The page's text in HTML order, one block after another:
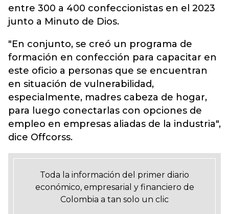
entre 300 a 400 confeccionistas en el 2023
junto a Minuto de Dios.
"En conjunto, se creó un programa de
formación en confección para capacitar en
este oficio a personas que se encuentran
en situación de vulnerabilidad,
especialmente, madres cabeza de hogar,
para luego conectarlas con opciones de
empleo en empresas aliadas de la industria",
dice Offcorss.
Toda la información del primer diario
económico, empresarial y financiero de
Colombia a tan solo un clic